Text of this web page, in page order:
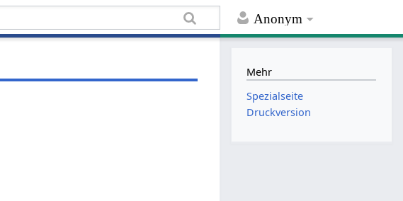
Anonym
Mehr
Spezialseite
Druckversion